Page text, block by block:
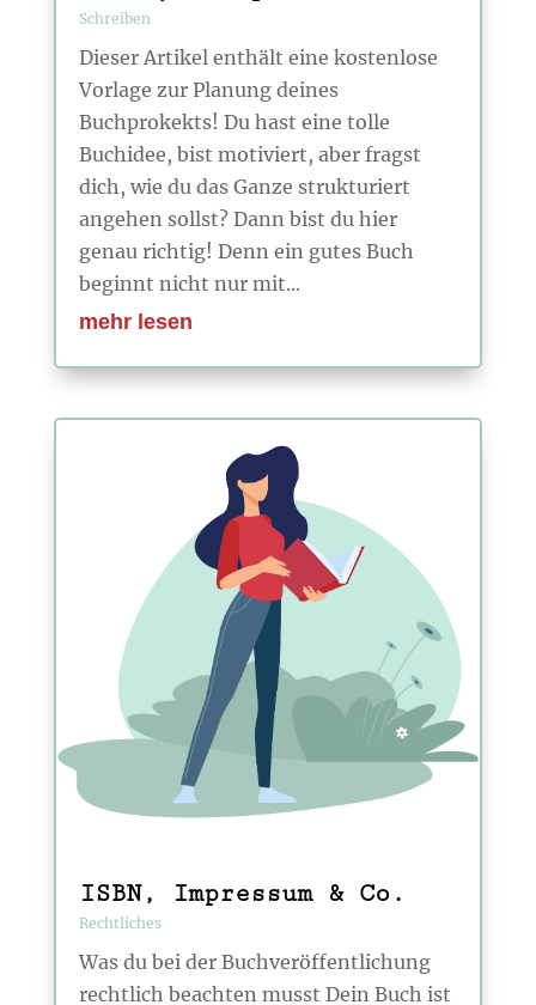
Schreiben
Dieser Artikel enthält eine kostenlose
Vorlage zur Planung deines
Buchprokekts! Du hast eine tolle
Buchidee, bist motiviert, aber fragst
dich, wie du das Ganze strukturiert
angehen sollst? Dann bist du hier
genau richtig! Denn ein gutes Buch
beginnt nicht nur mit...
mehr lesen
ISBN, Impressum & Co.
Rechtliches
Was du bei der Buchveröffentlichung
rechtlich beachten musst Dein Buch ist